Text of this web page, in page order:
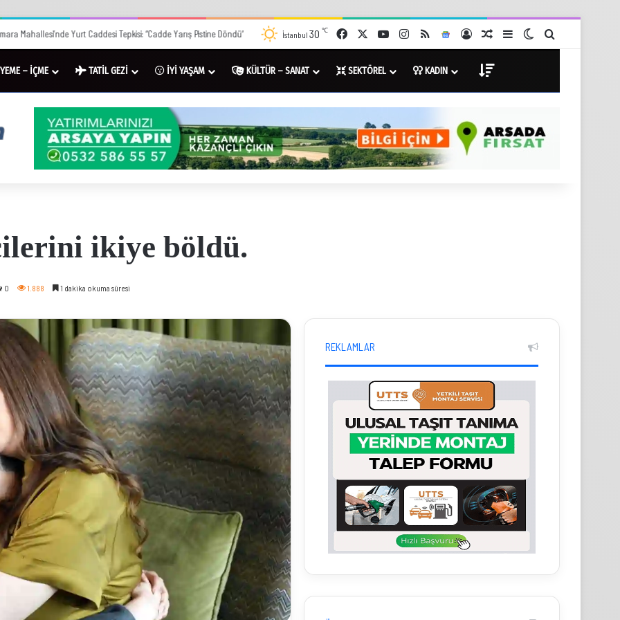
Mahallesi’nde Yurt Caddesi Tepkisi: “Cadde Yarış Pistine Döndü” İstanbul 30 ℃ FacebookYouTubeInstagram
RSS Google News
Giriş YapRastgele Haberler
Kenar BölmesiDış görünümü
YEME – İÇME TATİL GEZİ İYİ YAŞAM KÜLTÜR – SANAT SEKTÖREL KADIN
ikiye böldü.
0 1.888 1 dakika okuma süresi
REKLAMLAR